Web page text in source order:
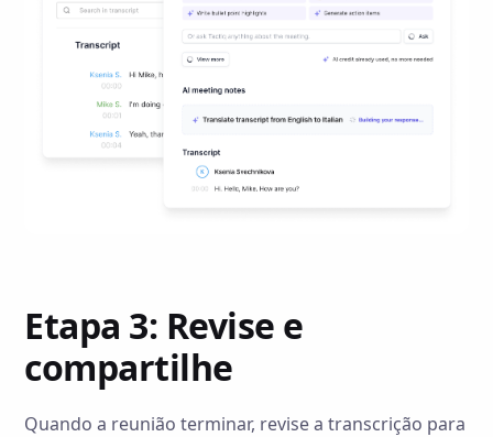
Etapa 3: Revise e
compartilhe
Quando a reunião terminar, revise a transcrição para